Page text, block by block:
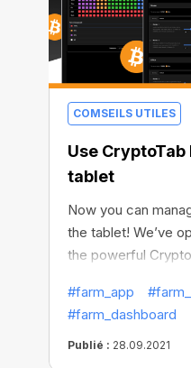
COMSEILS UTILES
Use
tablet
Now you can
the tablet! We’ve
the powerful
your mobile
well. This means
farm becomes
#farm_app
#farm_dashboard
Publié : 28.09.2021